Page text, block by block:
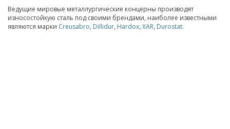
Ведущие мировые металлургические концерны производят
износостойкую сталь под своими брендами, наиболее известными
являются марки Creusabro, Dillidur, Hardox, XAR, Durostat.